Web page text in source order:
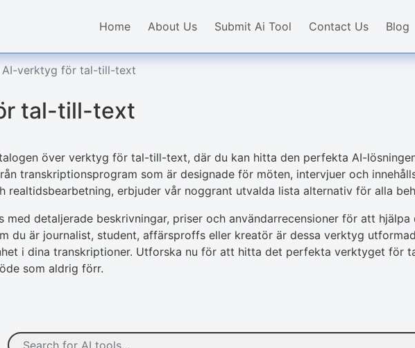
Home About Us Submit Ai Tool Contact Us Blog
AI-verktyg för tal-till-text
tal-till-text
över verktyg för tal-till-text, där du kan hitta den perfekta AI-
transkriptionsprogram som är designade för möten, intervjuer och
realtidsbearbetning, erbjuder vår noggrant utvalda lista alternativ för alla
med detaljerade beskrivningar, priser och användarrecensioner för att
du är journalist, student, affärsproffs eller kreatör är dessa verktyg
i dina transkriptioner. Utforska nu för att hitta det perfekta verktyget för
som aldrig förr.